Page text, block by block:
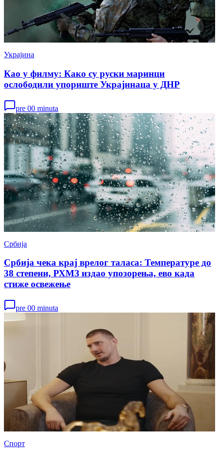
Украјина
Као у филму: Како су руски маринци
ослободили упориште Украјинаца у ДНР
pre 00 minuta
Србија
Србија чека крај врелог таласа: Температуре до
38 степени, РХМЗ издао упозорења, ево када
стиже освежење
pre 00 minuta
Спорт